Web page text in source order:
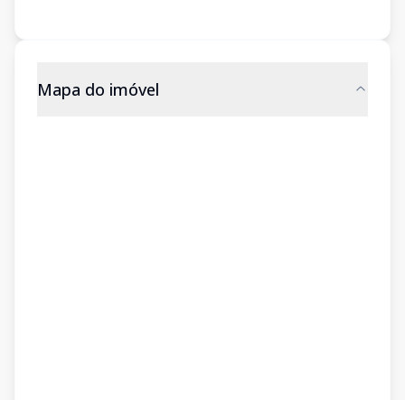
Mapa do imóvel